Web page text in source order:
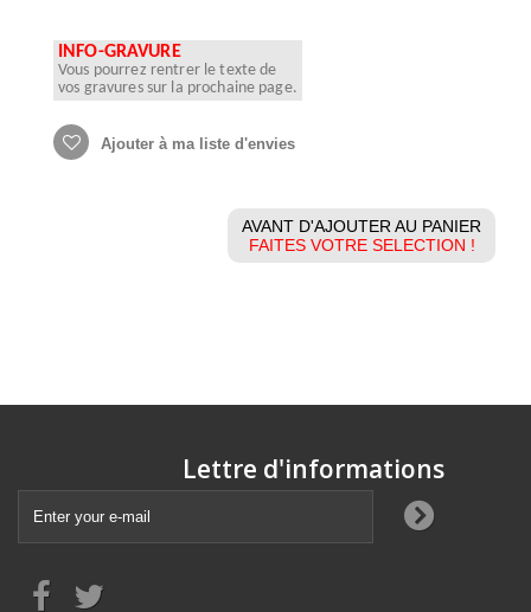
INFO-GRAVURE
Vous pourrez rentrer le texte de
vos gravures sur la prochaine page.
Ajouter à ma liste d'envies
AVANT D'AJOUTER AU PANIER
FAITES VOTRE SELECTION !
Lettre d'informations